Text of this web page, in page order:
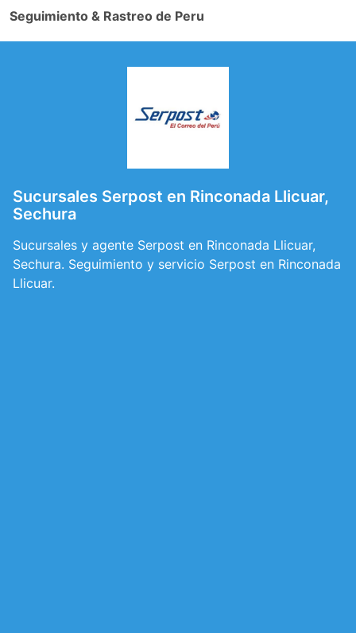
Seguimiento & Rastreo de Peru
Sucursales Serpost en Rinconada Llicuar,
Sechura
Sucursales y agente Serpost en Rinconada Llicuar,
Sechura. Seguimiento y servicio Serpost en Rinconada
Llicuar.